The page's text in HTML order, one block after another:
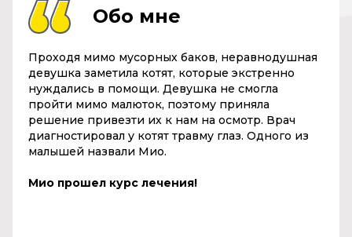
Обо мне
Проходя мимо мусорных баков, неравнодушная
девушка заметила котят, которые экстренно
нуждались в помощи. Девушка не смогла
пройти мимо малюток, поэтому приняла
решение привезти их к нам на осмотр. Врач
диагностировал у котят травму глаз. Одного из
малышей назвали Мио.
Мио прошел курс лечения!